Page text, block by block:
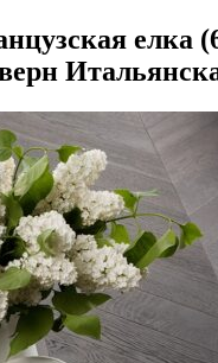
елка